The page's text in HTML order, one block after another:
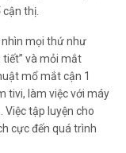
thị.
nhìn mọi thứ như
tiết” và mỏi mắt
mổ mắt cận 1
tivi, làm việc với máy
tập luyện cho
cực đến quá trình